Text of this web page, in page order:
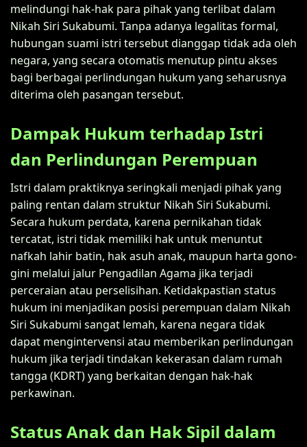
melindungi hak-hak para pihak yang terlibat dalam
Nikah Siri Sukabumi. Tanpa adanya legalitas formal,
hubungan suami istri tersebut dianggap tidak ada oleh
negara, yang secara otomatis menutup pintu akses
bagi berbagai perlindungan hukum yang seharusnya
diterima oleh pasangan tersebut.
Dampak Hukum terhadap Istri
dan Perlindungan Perempuan
Istri dalam praktiknya seringkali menjadi pihak yang
paling rentan dalam struktur Nikah Siri Sukabumi.
Secara hukum perdata, karena pernikahan tidak
tercatat, istri tidak memiliki hak untuk menuntut
nafkah lahir batin, hak asuh anak, maupun harta gono-
gini melalui jalur Pengadilan Agama jika terjadi
perceraian atau perselisihan. Ketidakpastian status
hukum ini menjadikan posisi perempuan dalam Nikah
Siri Sukabumi sangat lemah, karena negara tidak
dapat mengintervensi atau memberikan perlindungan
hukum jika terjadi tindakan kekerasan dalam rumah
tangga (KDRT) yang berkaitan dengan hak-hak
perkawinan.
Status Anak dan Hak Sipil dalam